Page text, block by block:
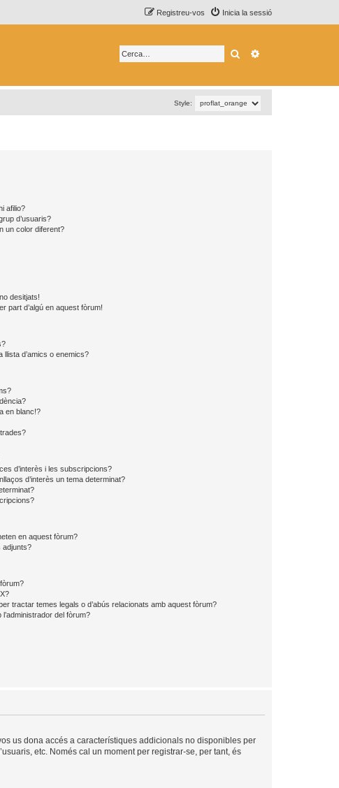
Inicia la sessió
Registreu-vos
Cerca
Style:
afilio?
d’usuaris?
un color diferent?
desitjats!
part d’algú en aquest fòrum!
d’amics o enemics?
en blanc!?
d’interès i les subscripcions?
d’interès un tema determinat?
en aquest fòrum?
adjunts?
tractar temes legals o d’abús relacionats amb aquest fòrum?
del fòrum?
us dona accés a característiques addicionals no disponibles per
etc. Només cal un moment per registrar-se, per tant, és